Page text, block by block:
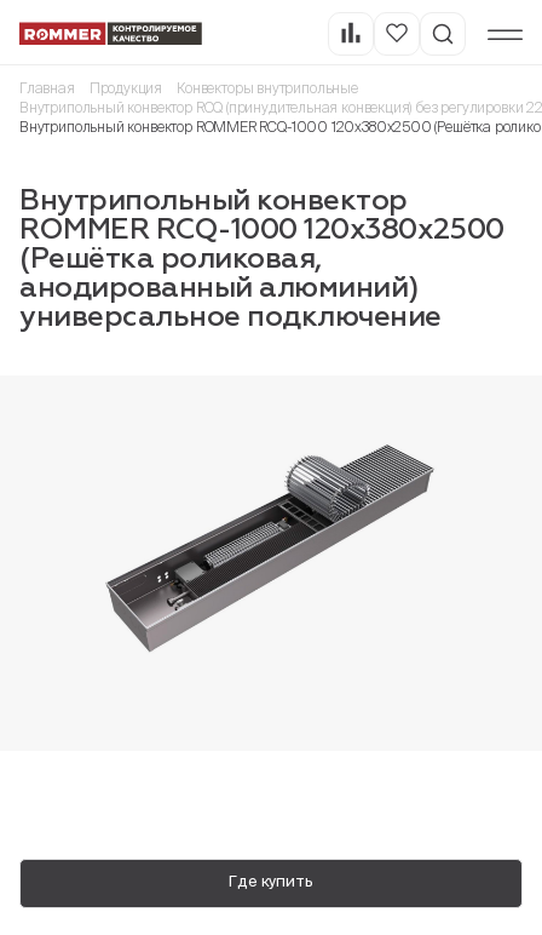
Пн-Пт, 9:00—18:00
Главная Продукция
Конвекторы внутрипольные
Внутрипольный конвектор RCQ (принудительная конвекция) без регулировки
Внутрипольный конвектор ROMMER RCQ-1000 120х380х2500 (Решётка
Внутрипольный конвектор
ROMMER RCQ-1000 120х380х2500
(Решётка роликовая,
анодированный алюминий)
универсальное подключение
Где купить